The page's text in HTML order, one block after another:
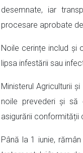
desemnate, iar
procesare aprobate
Noile cerințe includ și
lipsa infestării sau
Ministerul Agriculturii
noile prevederi și să
asigurării conformității
Până la 1 iunie,